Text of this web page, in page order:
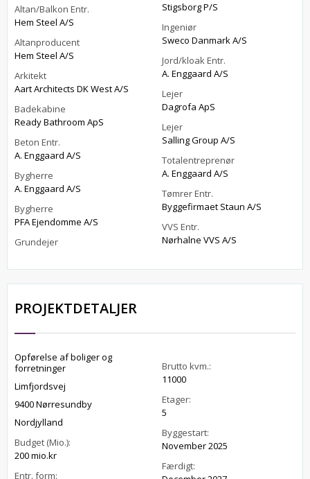
Altan/Balkon Entr.
Hem Steel A/S
Altanproducent
Hem Steel A/S
Arkitekt
Aart Architects DK West A/S
Badekabine
Ready Bathroom ApS
Beton Entr.
A. Enggaard A/S
Bygherre
A. Enggaard A/S
Bygherre
PFA Ejendomme A/S
Grundejer
Stigsborg P/S
Ingeniør
Sweco Danmark A/S
Jord/kloak Entr.
A. Enggaard A/S
Lejer
Dagrofa ApS
Lejer
Salling Group A/S
Totalentreprenør
A. Enggaard A/S
Tømrer Entr.
Byggefirmaet Staun A/S
VVS Entr.
Nørhalne VVS A/S
PROJEKTDETALJER
Opførelse af boliger og
forretninger
Limfjordsvej
9400 Nørresundby
Nordjylland
Budget (Mio.):
200 mio.kr
Entr. form:
Brutto kvm.:
11000
Etager:
5
Byggestart:
November 2025
Færdigt: